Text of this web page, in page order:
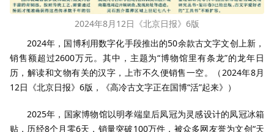
2024年8月12日《北京日报》6版
2024年，国博利用数字化手段推出的50余款古文字文创上新，
销售额超过2600万元。其中，主题为“博物馆里有条龙”的龙年日
历，解读和文物有关的汉字，上市不久便销售一空。（2024年8月
12日《北京日报》6版，《高冷古文字正在国博“活”起来》）
2025年，国家博物馆以明孝端皇后凤冠为灵感设计的凤冠冰箱
贴，历经8个月零6天，销量突破100万件，被众多网友誉为文创“天